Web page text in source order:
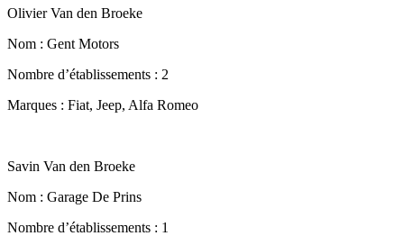
Olivier Van den Broeke
Nom : Gent Motors
Nombre d’établissements : 2
Marques : Fiat, Jeep, Alfa Romeo
Savin Van den Broeke
Nom : Garage De Prins
Nombre d’établissements : 1